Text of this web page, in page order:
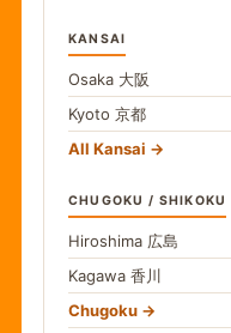
KANSAI
Osaka 大阪
Kyoto 京都
All Kansai
CHUGOKU / SHIKOKU
Hiroshima 広島
Kagawa 香川
Chugoku